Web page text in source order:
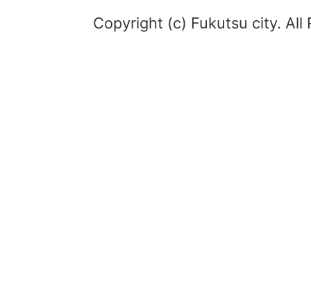
Copyright (c) Fukutsu city. All